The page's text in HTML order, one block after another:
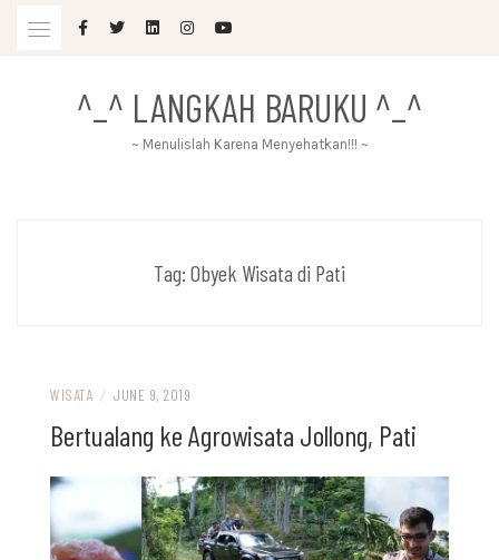
^_^ LANGKAH BARUKU ^_^
~ Menulislah Karena Menyehatkan!!! ~
Tag: Obyek Wisata di Pati
WISATA / JUNE 9, 2019
Bertualang ke Agrowisata Jollong, Pati